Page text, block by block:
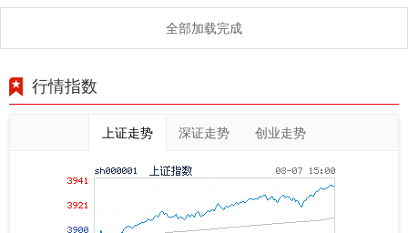
全部加载完成
行情指数
上证走势 深证走势 创业走势